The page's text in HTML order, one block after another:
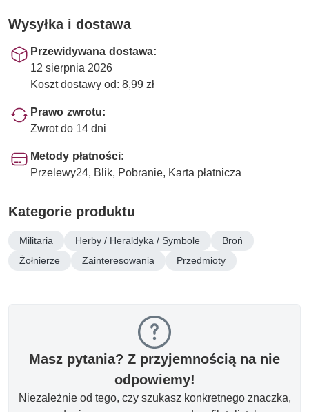
Wysyłka i dostawa
Przewidywana dostawa:
12 sierpnia 2026
Koszt dostawy od: 8,99 zł
Prawo zwrotu:
Zwrot do 14 dni
Metody płatności:
Przelewy24, Blik, Pobranie, Karta płatnicza
Kategorie produktu
Militaria Herby / Heraldyka / Symbole
Broń
Żołnierze
Zainteresowania Przedmioty
Masz pytania? Z przyjemnością na nie
odpowiemy!
Niezależnie od tego, czy szukasz konkretnego znaczka,